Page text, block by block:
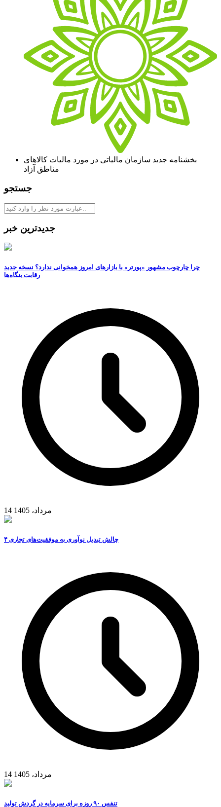
بخشنامه جدید سازمان مالیاتی در مورد مالیات کالاهای
مناطق آزاد
جستجو
جدیدترین خبر
چرا چارچوب مشهور «پورتر» با بازارهای امروز همخوانی ندارد؟ نسخه جدید
رقابت‌ بنگاه‌ها
14 مرداد، 1405
۴ چالش تبدیل نوآوری به موفقیت‌های تجاری
14 مرداد، 1405
تنفس ۹۰ روزه برای سرمایه در گردش تولید